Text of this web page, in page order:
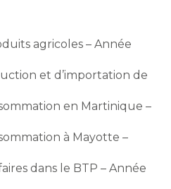
agricoles – Année
et d’importation de
en Martinique –
à Mayotte –
dans le BTP – Année